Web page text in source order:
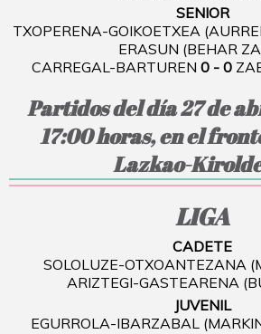
SENIOR
TXOPERENA-GOIKOETXEA
ERASUN (BEHAR
CARREGAL-BARTUREN 0 - 0
Partidos del día 27 de
17:00 horas, en el
Lazkao-
LIGA
CADETE
SOLOLUZE-OTXOANTEZANA
ARIZTEGI-GASTEARENA
JUVENIL
EGURROLA-IBARZABAL